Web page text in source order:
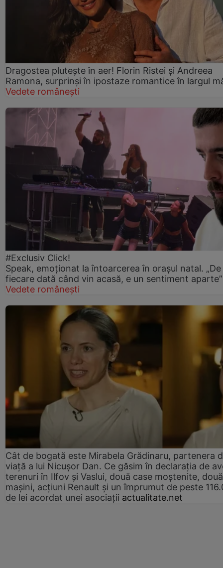
Dragostea plutește în aer! Florin Ristei și Andreea
Ramona, surprinși în ipostaze romantice în largul
Vedete românești
#Exclusiv Click!
Speak, emoționat la întoarcerea în orașul natal. „De
fiecare dată când vin acasă, e un sentiment aparte”
Vedete românești
Cât de bogată este Mirabela Grădinaru, partenera
viață a lui Nicușor Dan. Ce găsim în declarația de
terenuri în Ilfov și Vaslui, două case moștenite, două
mașini, acțiuni Renault și un împrumut de peste
de lei acordat unei asociații actualitate.net